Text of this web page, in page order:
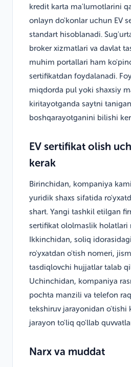
kredit karta ma'lumotlarini
onlayn do'konlar uchun EV
standart hisoblanadi.
broker xizmatlari va davlat
muhim portallari ham
sertifikatdan foydalanadi.
miqdorda pul yoki shaxsiy
kiritayotganda saytni
boshqarayotganini bilishi
EV sertifikat olish
kerak
Birinchidan, kompaniya
yuridik shaxs sifatida
shart. Yangi tashkil etilgan
sertifikat ololmaslik holatlari
Ikkinchidan, soliq
ro'yxatdan o'tish nomeri,
tasdiqlovchi hujjatlar talab
Uchinchidan, kompaniya
pochta manzili va telefon
tekshiruv jarayonidan o'tishi
jarayon to'liq qo'llab
Narx va muddat